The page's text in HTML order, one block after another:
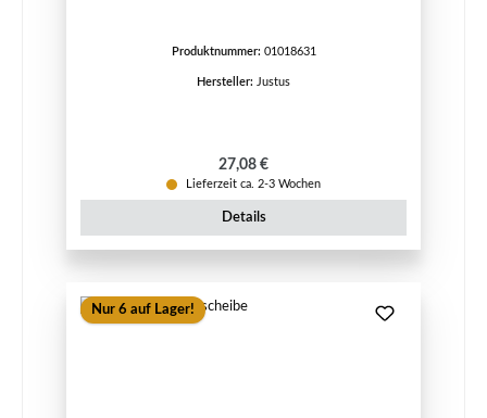
Produktnummer: 01018631
Hersteller: Justus
Regulärer Preis:
27,08 €
Lieferzeit ca. 2-3 Wochen
Details
Nur 6 auf Lager!